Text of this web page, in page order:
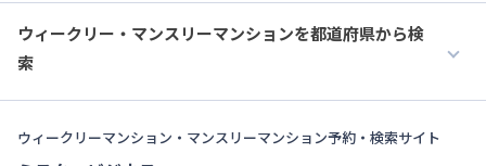
ウィークリー・マンスリーマンションを都道府県から検
索
ウィークリーマンション・マンスリーマンション予約・検索サイト